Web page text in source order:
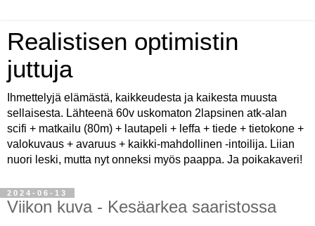
Realistisen optimistin
juttuja
Ihmettelyjä elämästä, kaikkeudesta ja kaikesta muusta
sellaisesta. Lähteenä 60v uskomaton 2lapsinen atk-alan
scifi + matkailu (80m) + lautapeli + leffa + tiede + tietokone +
valokuvaus + avaruus + kaikki-mahdollinen -intoilija. Liian
nuori leski, mutta nyt onneksi myös paappa. Ja poikakaveri!
2024-06-13
Viikon kuva - Kesäarkea saaristossa